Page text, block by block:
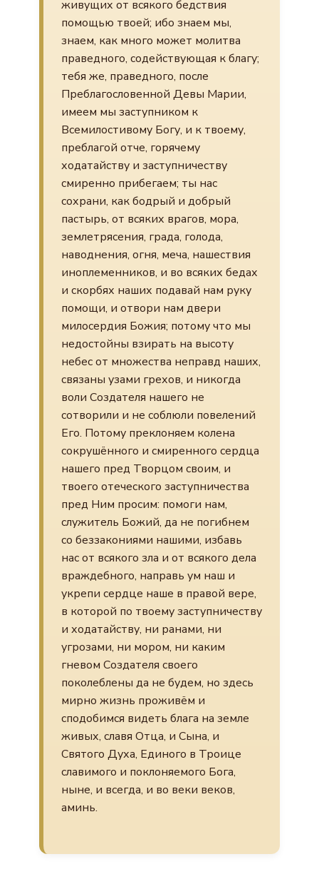
живущих от всякого бедствия
помощью твоей; ибо знаем мы,
знаем, как много может молитва
праведного, содействующая к благу;
тебя же, праведного, после
Преблагословенной Девы Марии,
имеем мы заступником к
Всемилостивому Богу, и к твоему,
преблагой отче, горячему
ходатайству и заступничеству
смиренно прибегаем; ты нас
сохрани, как бодрый и добрый
пастырь, от всяких врагов, мора,
землетрясения, града, голода,
наводнения, огня, меча, нашествия
иноплеменников, и во всяких бедах
и скорбях наших подавай нам руку
помощи, и отвори нам двери
милосердия Божия; потому что мы
недостойны взирать на высоту
небес от множества неправд наших,
связаны узами грехов, и никогда
воли Создателя нашего не
сотворили и не соблюли повелений
Его. Потому преклоняем колена
сокрушённого и смиренного сердца
нашего пред Творцом своим, и
твоего отеческого заступничества
пред Ним просим: помоги нам,
служитель Божий, да не погибнем
со беззакониями нашими, избавь
нас от всякого зла и от всякого дела
враждебного, направь ум наш и
укрепи сердце наше в правой вере,
в которой по твоему заступничеству
и ходатайству, ни ранами, ни
угрозами, ни мором, ни каким
гневом Создателя своего
поколеблены да не будем, но здесь
мирно жизнь проживём и
сподобимся видеть блага на земле
живых, славя Отца, и Сына, и
Святого Духа, Единого в Троице
славимого и поклоняемого Бога,
ныне, и всегда, и во веки веков,
аминь.